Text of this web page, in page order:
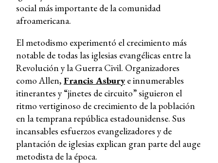
social más importante de la comunidad
afroamericana.
El metodismo experimentó el crecimiento más
notable de todas las iglesias evangélicas entre la
Revolución y la Guerra Civil. Organizadores
como Allen, Francis Asburye innumerables
itinerantes y “jinetes de circuito” siguieron el
ritmo vertiginoso de crecimiento de la población
en la temprana república estadounidense. Sus
incansables esfuerzos evangelizadores y de
plantación de iglesias explican gran parte del auge
metodista de la época.